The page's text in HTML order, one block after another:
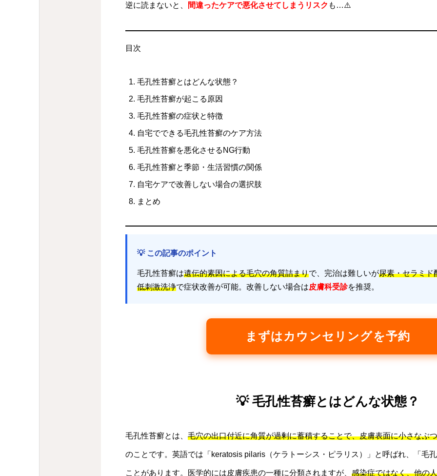
逆に読まないと、 間違ったケアで悪化させてしまうリスク も…⚠️
目次
毛孔性苔癬とはどんな状態？
毛孔性苔癬が起こる原因
毛孔性苔癬の症状と特徴
自宅でできる毛孔性苔癬のケア方法
毛孔性苔癬を悪化させるNG行動
毛孔性苔癬と季節・生活習慣の関係
自宅ケアで改善しない場合の選択肢
まとめ
💡 この記事のポイント
毛孔性苔癬は遺伝的素因による毛穴の角質詰まりで、完治は難しいが尿素・セラミド
低刺激洗浄で症状改善が可能。改善しない場合は皮膚科受診を推奨。
まずはカウンセリングを予約
💡 毛孔性苔癬とはどんな状態？
毛孔性苔癬とは、 毛穴の出口付近に角質が過剰に蓄積することで、皮膚表面に小さなぶ
のことです。英語では「keratosis pilaris（ケラトーシス・ピラリス）」と呼ばれ、「毛
ことがあります。医学的には皮膚疾患の一種に分類されますが、 感染症ではなく、他の